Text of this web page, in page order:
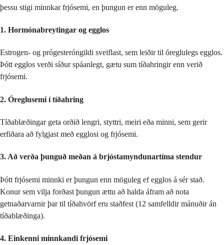
þessu stigi minnkar frjósemi, en þungun er enn möguleg.
1. Hormónabreytingar og egglos
Estrogen- og prógesteróngildi sveiflast, sem leiðir til óreglulegs egglos.
Þótt egglos verði síður spáanlegt, gætu sum tíðahringir enn verið
frjósemi.
2. Óreglusemi í tíðahring
Tíðablæðingar geta orðið lengri, styttri, meiri eða minni, sem gerir
erfiðara að fylgjast með egglosi og frjósemi.
3. Að verða þunguð meðan á brjóstamyndunartíma stendur
Þótt frjósemi minnki er þungun enn möguleg ef egglos á sér stað.
Konur sem vilja forðast þungun ættu að halda áfram að nota
getnaðarvarnir þar til tíðahvörf eru staðfest (12 samfelldir mánuðir án
tíðablæðinga).
4. Einkenni minnkandi frjósemi